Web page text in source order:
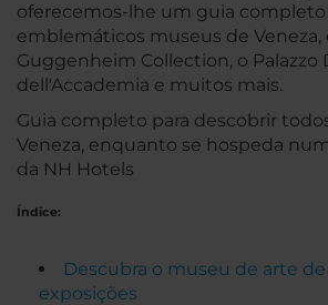
oferecemos-lhe um guia completo
emblemáticos museus de Veneza,
Guggenheim Collection, o Palazzo
dell'Accademia e muitos mais.
Guia completo para descobrir
Veneza, enquanto se hospeda
da NH Hotels
Índice:
Descubra o museu de arte de
exposições